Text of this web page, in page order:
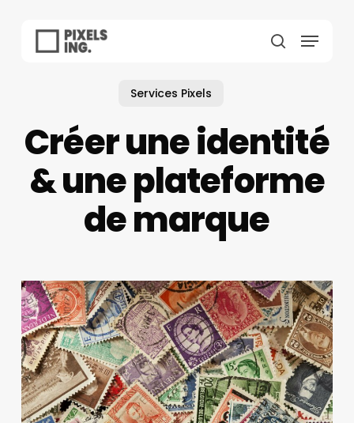
Menu
Services Pixels
Créer une identité
& une plateforme
de marque